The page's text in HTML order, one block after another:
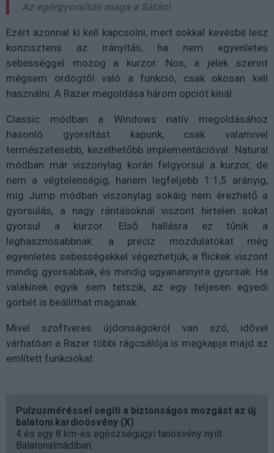
Az egérgyorsítás maga a Sátán!
Ezért azonnal ki kell kapcsolni, mert sokkal kevésbé lesz
konzisztens az irányítás, ha nem egyenletes
sebességgel mozog a kurzor. Nos, a jelek szerint
mégsem ördögtől való a funkció, csak okosan kell
használni. A Razer megoldása három opciót kínál:
Classic módban a Windows natív megoldásához
hasonló gyorsítást kapunk, csak valamivel
természetesebb, kezelhetőbb implementációval. Natural
módban már viszonylag korán felgyorsul a kurzor, de
nem a végtelenségig, hanem legfeljebb 1:1,5 arányig,
míg Jump módban viszonylag sokáig nem érezhető a
gyorsulás, a nagy rántásoknál viszont hirtelen sokat
gyorsul a kurzor. Első hallásra ez tűnik a
leghasznosabbnak: a precíz mozdulatokat még
egyenletes sebességekkel végezhetjük, a flickek viszont
mindig gyorsabbak, és mindig ugyanannyira gyorsak. Ha
valakinek egyik sem tetszik, az egy teljesen egyedi
görbét is beállíthat magának.
Mivel szoftveres újdonságokról van szó, idővel
várhatóan a Razer többi rágcsálója is megkapja majd az
említett funkciókat.
Pulzusméréssel segíti a biztonságos mozgást az új
balatoni kardioösvény (X)
4 és egy 8 km-es egészségügyi tanösvény nyílt
Balatonalmádiban.